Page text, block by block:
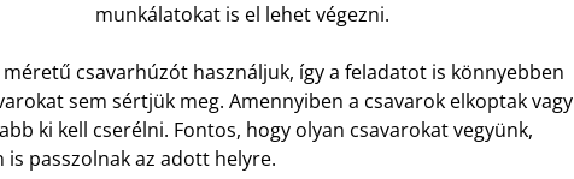
munkálatokat is el lehet végezni.
csavarhúzót használjuk, így a feladatot is könnyebben
sem sértjük meg. Amennyiben a csavarok elkoptak vagy
ki kell cserélni. Fontos, hogy olyan csavarokat vegyünk,
passzolnak az adott helyre.